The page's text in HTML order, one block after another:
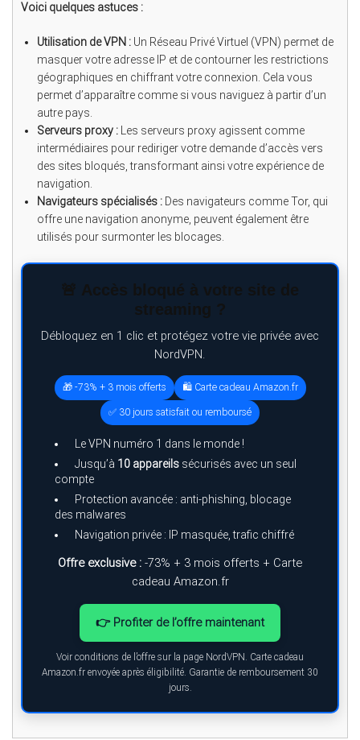
Voici quelques astuces :
Utilisation de VPN : Un Réseau Privé Virtuel (VPN) permet de
masquer votre adresse IP et de contourner les restrictions
géographiques en chiffrant votre connexion. Cela vous
permet d’apparaître comme si vous naviguez à partir d’un
autre pays.
Serveurs proxy : Les serveurs proxy agissent comme
intermédiaires pour rediriger votre demande d’accès vers
des sites bloqués, transformant ainsi votre expérience de
navigation.
Navigateurs spécialisés : Des navigateurs comme Tor, qui
offre une navigation anonyme, peuvent également être
utilisés pour surmonter les blocages.
🚨 Accès bloqué à votre site de
streaming ?
Débloquez en 1 clic et protégez votre vie privée avec
NordVPN.
🎁 -73% + 3 mois offerts 🛍️ Carte cadeau Amazon.fr
✅ 30 jours satisfait ou remboursé
Le VPN numéro 1 dans le monde !
Jusqu’à 10 appareils sécurisés avec un seul
compte
Protection avancée : anti-phishing, blocage
des malwares
Navigation privée : IP masquée, trafic chiffré
Offre exclusive : -73% + 3 mois offerts + Carte
cadeau Amazon.fr
👉 Profiter de l’offre maintenant
Voir conditions de l’offre sur la page NordVPN. Carte cadeau
Amazon.fr envoyée après éligibilité. Garantie de remboursement 30
jours.